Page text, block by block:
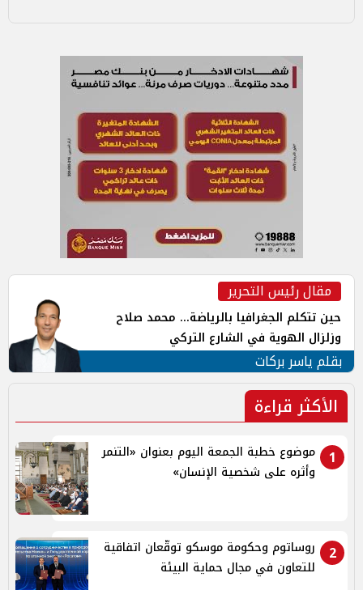
مقال رئيس التحرير
حين تتكلم الجغرافيا بالرياضة... محمد صلاح
وزلزال الهوية في الشارع التركي
بقلم ياسر بركات
الأكثر قراءة
1
موضوع خطبة الجمعة اليوم بعنوان «التنمر
وأثره على شخصية الإنسان»
2
روساتوم وحكومة موسكو توقّعان اتفاقية
للتعاون في مجال حماية البيئة